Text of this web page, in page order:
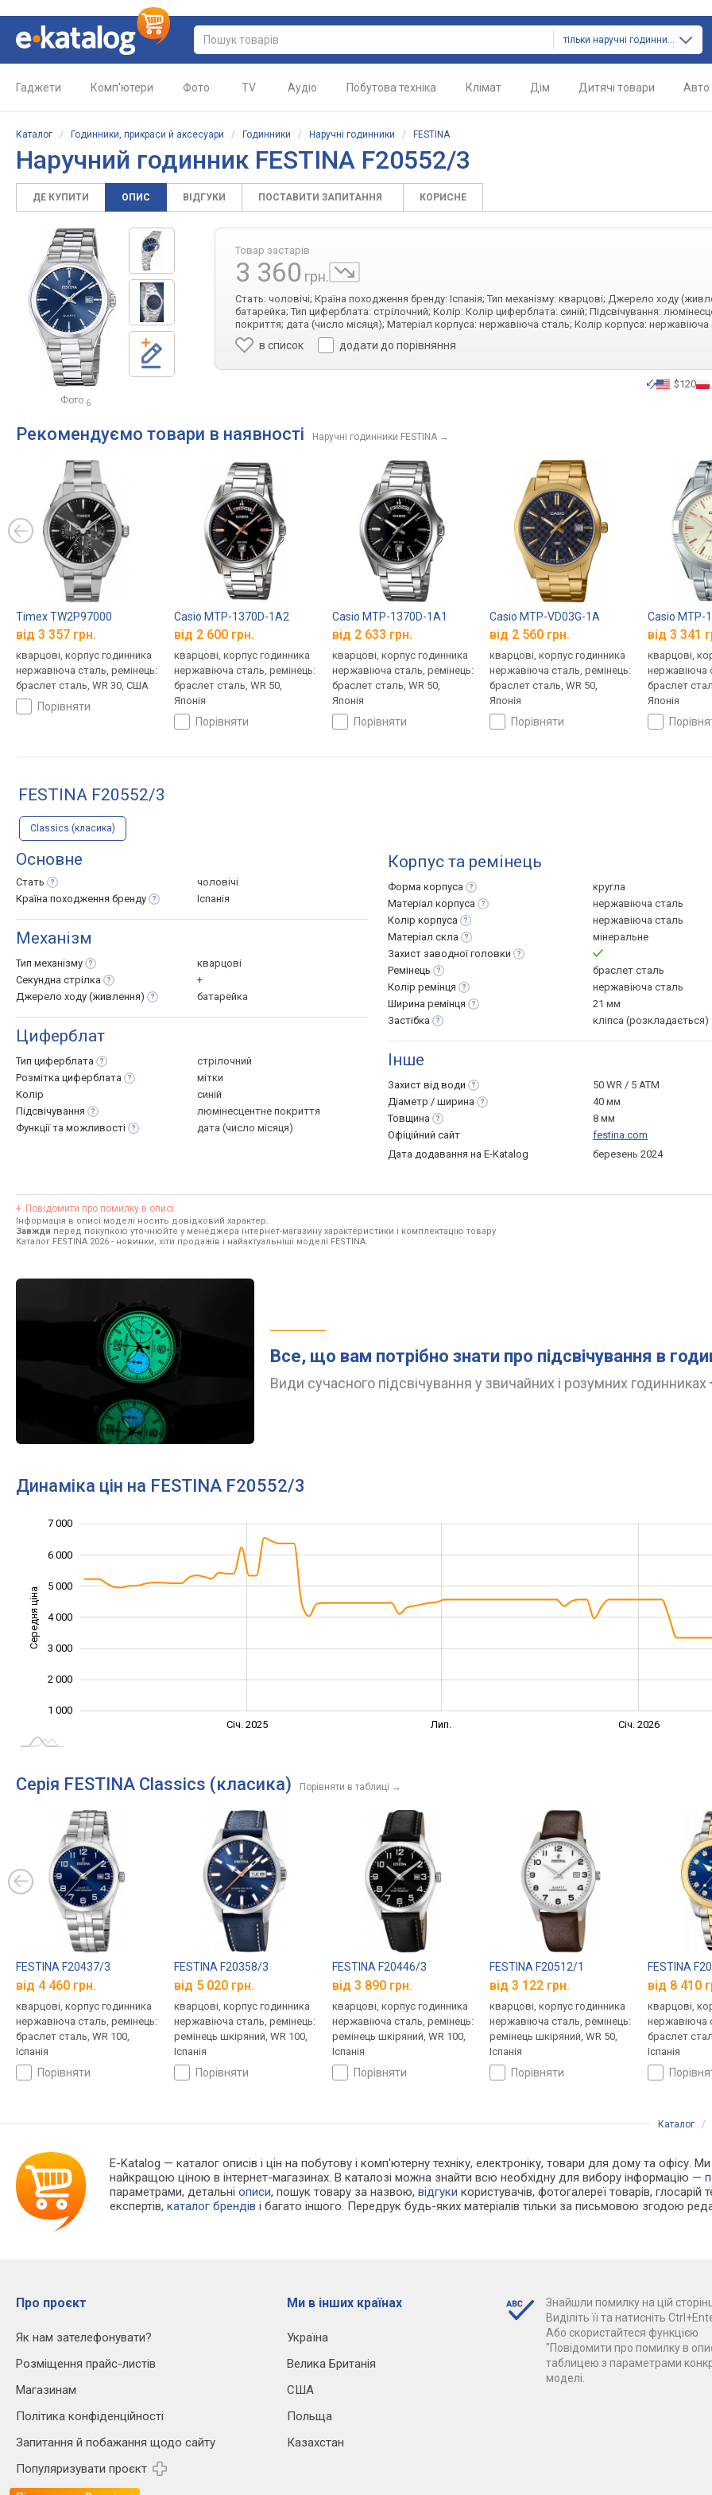
тільки наручні годинники
Гаджети Комп'ютери Фото TV Аудіо Побутова техніка Клімат Дім Дитячі товари Авто
Каталог / Годинники, прикраси й аксесуари / Годинники / Наручні годинники / FESTINA
Наручний годинник FESTINA F20552/3
ДЕ КУПИТИ ОПИС ВІДГУКИ ПОСТАВИТИ ЗАПИТАННЯ КОРИСНЕ
Фото 6
Товар застарів
3 360 грн.
Стать: чоловічі; Країна походження бренду: Іспанія; Тип механізму: кварцові; Джерело ходу
батарейка; Тип циферблата: стрілочний; Колір: Колір циферблата: синій; Підсвічування:
покриття; дата (число місяця); Матеріал корпуса: нержавіюча сталь; Колір корпуса: нержавіюча
в список додати до порівняння
$120
Рекомендуємо товари в наявності Наручні годинники FESTINA →
Timex TW2P97000
від 3 357 грн.
кварцові, корпус годинника
нержавіюча сталь, ремінець:
браслет сталь, WR 30, США
порівняти
Casio MTP-1370D-1A2
від 2 600 грн.
кварцові, корпус годинника
нержавіюча сталь, ремінець:
браслет сталь, WR 50,
Японія
порівняти
Casio MTP-1370D-1A1
від 2 633 грн.
кварцові, корпус годинника
нержавіюча сталь, ремінець:
браслет сталь, WR 50,
Японія
порівняти
Casio MTP-VD03G-1A
від 2 560 грн.
кварцові, корпус годинника
нержавіюча сталь, ремінець:
браслет сталь, WR 50,
Японія
порівняти
Casio MTP-
від 3 341
кварцові,
нержавіюча
браслет
Японія
FESTINA F20552/3
Classics (класика)
Основне
Стать
чоловічі
Країна походження бренду Іспанія
Механізм
Тип механізму
кварцові
Секундна стрілка
+
Джерело ходу (живлення) батарейка
Циферблат
Тип циферблата
стрілочний
Розмітка циферблата
мітки
Колір
синій
Підсвічування
люмінесцентне покриття
Функції та можливості дата (число місяця)
Корпус та ремінець
Форма корпуса
кругла
Матеріал корпуса
нержавіюча сталь
Колір корпуса
нержавіюча сталь
Матеріал скла
мінеральне
Захист заводноїголовки
Ремінець
браслет сталь
Колір ремінця
нержавіюча сталь
Ширина ремінця
21 мм
Застібка
кліпса (розкладається)
Інше
Захист від води
50 WR / 5 ATM
Діаметр / ширина
40 мм
Товщина
8 мм
Офіційний сайт
festina.com
Дата додавання на E-Katalog
березень 2024
Повідомити про помилку в описі
Інформація в описі моделі носить довідковий характер.
Завжди перед покупкою уточнюйте у менеджера інтернет-магазину характеристики і комплектацію товару
Каталог FESTINA 2026 - новинки, хіти продажів і найактуальніші моделі FESTINA.
Все, що вам потрібно знати про підсвічування в
Види сучасного підсвічування у звичайних і розумних годинниках
Динаміка цін на FESTINA F20552/3
Середня ціна 1 000
1 000
2 000
3 000
4 000
5 000
6 000
7 000
Січ. 2025 Лип. Січ. 2026
Серія FESTINA Classics (класика) Порівняти в таблиці →
FESTINA F20437/3
від 4 460 грн.
кварцові, корпус годинника
нержавіюча сталь, ремінець:
браслет сталь, WR 100,
Іспанія
порівняти
FESTINA F20358/3
від 5 020 грн.
кварцові, корпус годинника
нержавіюча сталь, ремінець:
ремінець шкіряний, WR 100,
Іспанія
порівняти
FESTINA F20446/3
від 3 890 грн.
кварцові, корпус годинника
нержавіюча сталь, ремінець:
ремінець шкіряний, WR 100,
Іспанія
порівняти
FESTINA F20512/1
від 3 122 грн.
кварцові, корпус годинника
нержавіюча сталь, ремінець:
ремінець шкіряний, WR 50,
Іспанія
порівняти
FESTINA
від 8 410
кварцові,
нержавіюча
браслет
Іспанія
Каталог /
E-Katalog — каталог описів і цін на побутову і комп'ютерну техніку, електроніку, товари для дому та офісу.
найкращою ціною в інтернет-магазинах. В каталозі можна знайти всю необхідну для вибору інформацію —
параметрами, детальніописи, пошук товару за назвою,відгуки користувачів, фотогалереї товарів, глосарій
експертів,каталог брендів і багато іншого. Передрук будь-яких матеріалів тільки за письмовою згодою
Про проєкт
Як нам зателефонувати?
Розміщення прайс-листів
Магазинам
Політика конфіденційності
Запитання й побажання щодо сайту
Популяризувати проєкт
Ми в інших країнах
Україна
Велика Британія
США
Польща
Казахстан
Знайшли помилку на цій
Виділіть її та натисніть
Або скористайтеся функцією
"Повідомити про помилку в
таблицею з параметрами
моделі.